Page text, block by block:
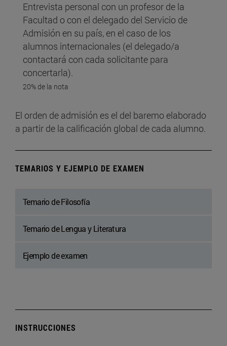
Entrevista personal con un profesor de la
Facultad o con el delegado del Servicio de
Admisión en su país, en el caso de los
alumnos internacionales (el delegado/a
contactará con cada solicitante para
concertarla).
20% de la nota
El orden de admisión es el del baremo elaborado
a partir de la calificación global de cada alumno.
TEMARIOS Y EJEMPLO DE EXAMEN
Temario de Filosofía
Temario de Lengua y Literatura
Ejemplo de examen
INSTRUCCIONES